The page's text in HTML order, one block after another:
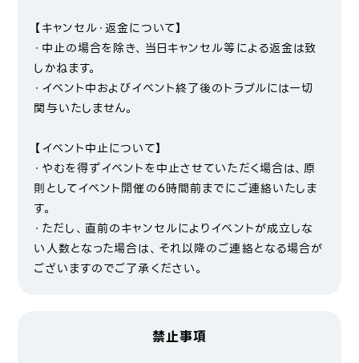
【キャンセル・返金について】
・中止の場合を除き、当日キャンセル等による返金は致
しかねます。
・イベント中およびイベント終了後のトラブルには一切
関与いたしません。
【イベント中止について】
・やむを得ずイベントを中止させていただく場合は、原
則としてイベント開催の6時間前までにご連絡いたしま
す。
・ただし、直前のキャンセルによりイベントが成立しな
い人数となった場合は、それ以降のご連絡となる場合が
ございますのでご了承ください。
禁止事項